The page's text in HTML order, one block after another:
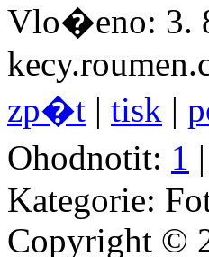
Vlo�eno: 3.
zp�t | tisk |
Ohodnotit: 1 |
Kategorie:
Copyright ©